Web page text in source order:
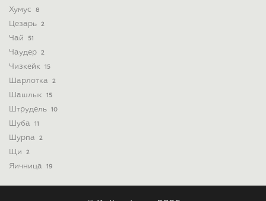
Хумус 8
Цезарь 2
Чай 51
Чаудер 2
Чизкейк 15
Шарлотка 2
Шашлык 15
Штрудель 10
Шуба 11
Шурпа 2
Щи 2
Яичница 19